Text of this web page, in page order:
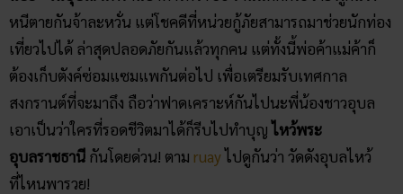
หนีตายกันจ้าละหวั่น แต่โชคดีที่หน่วยกู้ภัยสามารถมาช่วยนักท่อง
เที่ยวไปได้ ล่าสุดปลอดภัยกันแล้วทุกคน แต่ทั้งนี้พ่อค้าแม่ค้าก็
ต้องเก็บตังค์ซ่อมแซมแพกันต่อไป เพื่อเตรียมรับเทศกาล
สงกรานต์ที่จะมาถึง ถือว่าฟาดเคราะห์กันไปนะพี่น้องชาวอุบล
เอาเป็นว่าใครที่รอดชีวิตมาได้ก็รีบไปทำบุญไหว้พระ
อุบลราชธานี กันโดยด่วน! ตาม ruayไปดูกันว่า วัดดังอุบลไหว้
ที่ไหนพารวย!